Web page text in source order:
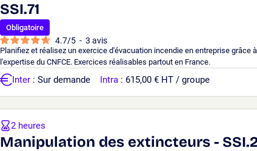
SSI.71
Obligatoire
4.7/5 - 3 avis
Planifiez et réalisez un exercice d'évacuation incendie en entreprise grâce à
l'expertise du CNFCE. Exercices réalisables partout en France.
Inter : Sur demande Intra : 615,00 € HT / groupe
Manipulation des extincteurs -
2 heures